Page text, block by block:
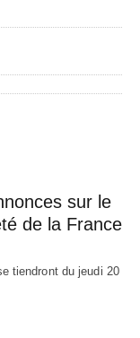
sur le
de la France
tiendront du jeudi 20